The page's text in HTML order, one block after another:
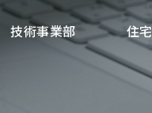
技術事業部 住